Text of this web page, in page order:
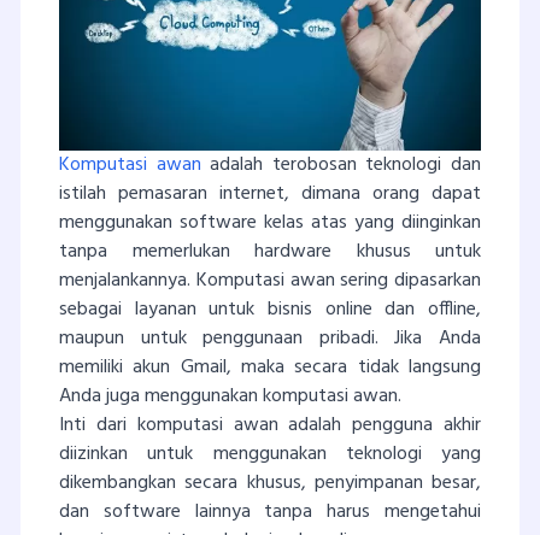
Komputasi awan adalah terobosan teknologi dan
istilah pemasaran internet, dimana orang dapat
menggunakan software kelas atas yang diinginkan
tanpa memerlukan hardware khusus untuk
menjalankannya. Komputasi awan sering dipasarkan
sebagai layanan untuk bisnis online dan offline,
maupun untuk penggunaan pribadi. Jika Anda
memiliki akun Gmail, maka secara tidak langsung
Anda juga menggunakan komputasi awan.
Inti dari komputasi awan adalah pengguna akhir
diizinkan untuk menggunakan teknologi yang
dikembangkan secara khusus, penyimpanan besar,
dan software lainnya tanpa harus mengetahui